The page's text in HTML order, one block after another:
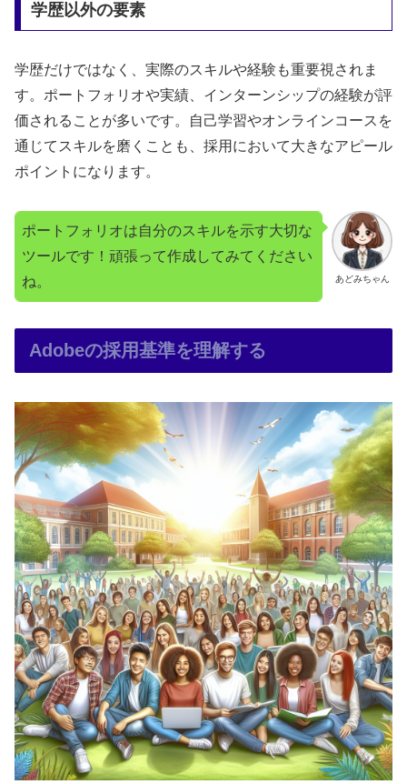
学歴以外の要素
学歴だけではなく、実際のスキルや経験も重要視されま
す。ポートフォリオや実績、インターンシップの経験が評
価されることが多いです。自己学習やオンラインコースを
通じてスキルを磨くことも、採用において大きなアピール
ポイントになります。
あどみちゃん
ポートフォリオは自分のスキルを示す大切な
ツールです！頑張って作成してみてください
ね。
Adobeの採用基準を理解する